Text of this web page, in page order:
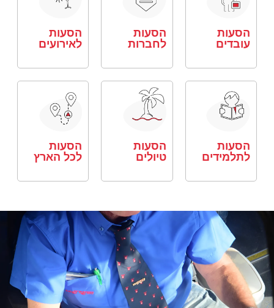
הסעות
עובדים
הסעות
לחברות
הסעות
לאירועים
הסעות
לתלמידים
הסעות
טיולים
הסעות
לכל הארץ